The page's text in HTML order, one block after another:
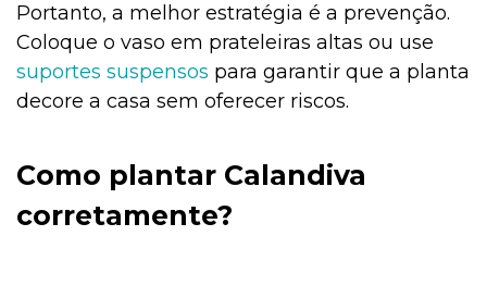
Portanto, a melhor estratégia é a prevenção.
Coloque o vaso em prateleiras altas ou use
suportes suspensos para garantir que a planta
decore a casa sem oferecer riscos.
Como plantar Calandiva
corretamente?